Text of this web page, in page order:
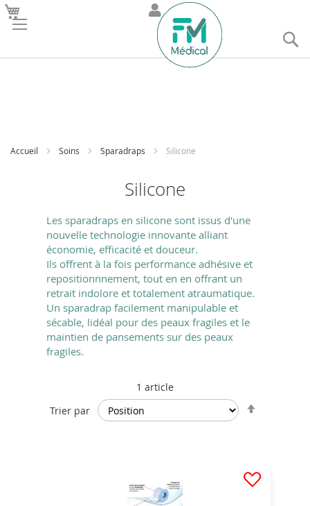
Accueil Soins Sparadraps Silicone
Silicone
Les sparadraps en silicone sont issus d'une
nouvelle technologie innovante alliant
économie, efficacité et douceur.
Ils offrent à la fois performance adhésive et
repositionnnement, tout en en offrant un
retrait indolore et totalement atraumatique.
Un sparadrap facilement manipulable et
sécable, lidéal pour des peaux fragiles et le
maintien de pansements sur des peaux
fragiles.
1 article
Trier par